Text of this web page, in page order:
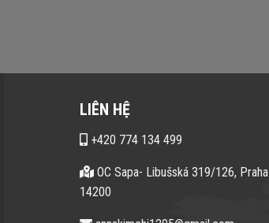
LIÊN HỆ
+420 774 134 499
OC Sapa- Libušská 319/126, Praha
14200